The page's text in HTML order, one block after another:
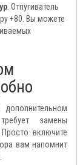
. Отпугиватель
+80. Вы можете
замены
включите
вам напомнит